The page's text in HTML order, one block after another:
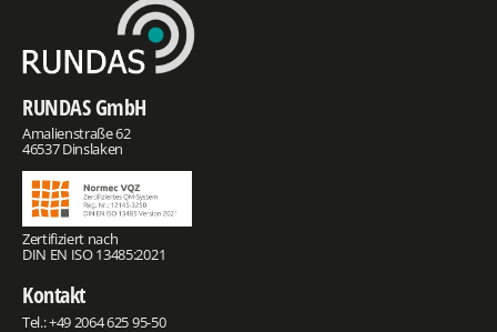
RUNDAS GmbH
Amalienstraße 62
46537 Dinslaken
Zertifiziert nach
DIN EN ISO 13485:2021
Kontakt
Tel.:+49 2064 625 95-50